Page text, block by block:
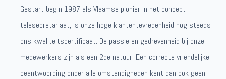
Gestart begin 1987 als Vlaamse pionier in het concept
telesecretariaat, is onze hoge klantentevredenheid nog steeds
ons kwaliteitscertificaat. De passie en gedrevenheid bij onze
medewerkers zijn als een 2de natuur. Een correcte vriendelijke
beantwoording onder alle omstandigheden kent dan ook geen